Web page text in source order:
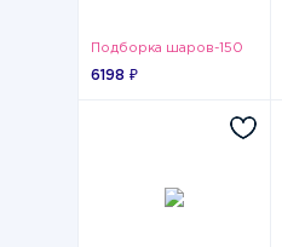
Подборка шаров-150
6198 ₽